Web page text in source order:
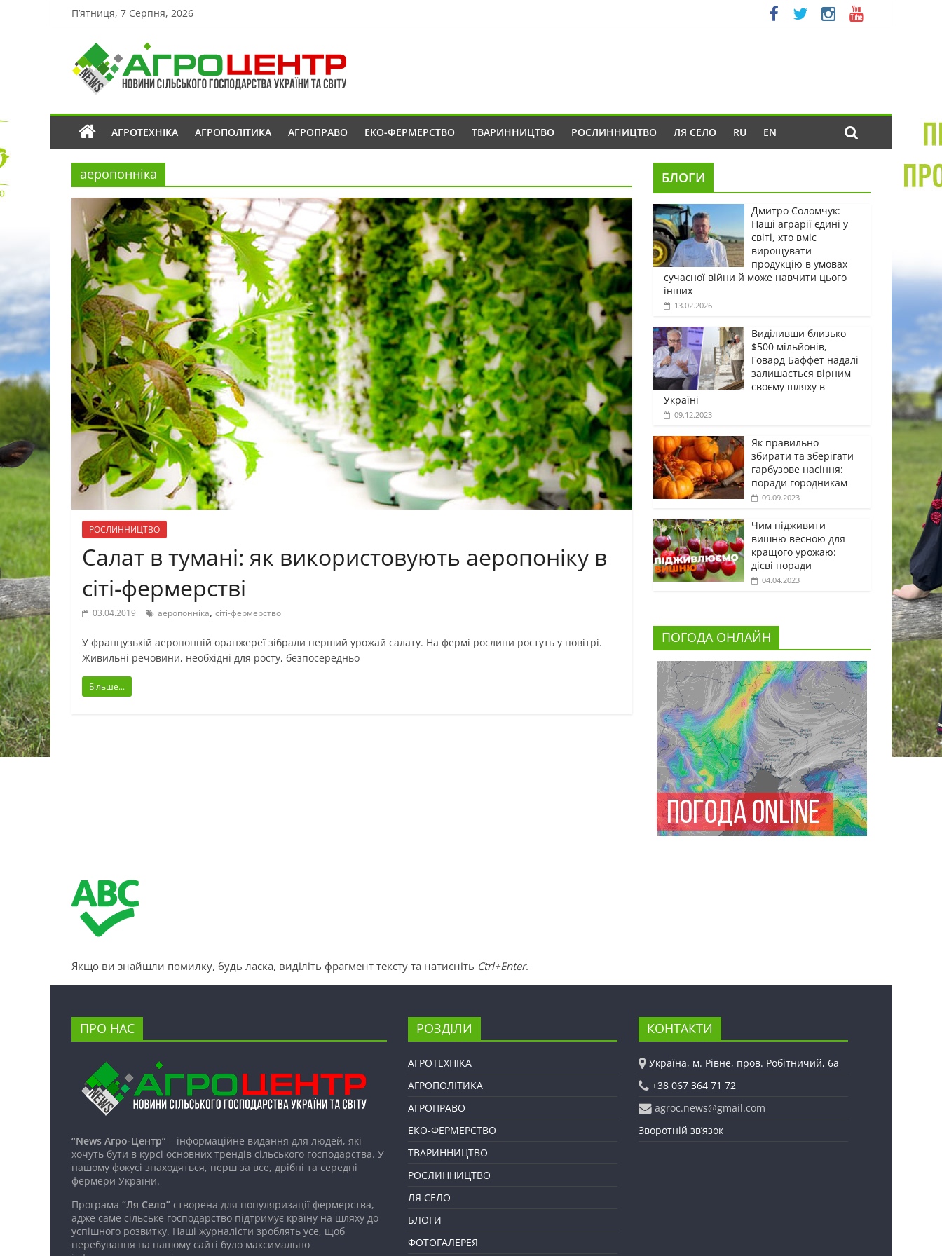
П’ятниця, 7 Серпня, 2026
АГРОТЕХНІКА АГРОПОЛІТИКА АГРОПРАВО ЕКО-ФЕРМЕРСТВО ТВАРИННИЦТВО РОСЛИННИЦТВО ЛЯ СЕЛО RU EN
аеропонніка
РОСЛИННИЦТВО
Салат в тумані: як використовують аеропоніку в
сіті-фермерстві
03.04.2019 аеропонніка, сіті-фермерство
У французькій аеропонній оранжереї зібрали перший урожай салату. На фермі рослини ростуть у повітрі.
Живильні речовини, необхідні для росту, безпосередньо
Більше...
БЛОГИ
Дмитро Соломчук:
Наші аграрії єдині у
світі, хто вміє
вирощувати
продукцію в умовах
сучасної війни й може навчити цього
інших
13.02.2026
Виділивши близько
$500 мільйонів,
Говард Баффет надалі
залишається вірним
своєму шляху в
Україні
09.12.2023
Як правильно
збирати та зберігати
гарбузове насіння:
поради городникам
09.09.2023
Чим підживити
вишню весною для
кращого урожаю:
дієві поради
04.04.2023
ПОГОДА ОНЛАЙН
Якщо ви знайшли помилку, будь ласка, виділіть фрагмент тексту та натисніть Ctrl+Enter.
ПРО НАС
“News Агро-Центр” – інформаційне видання для людей, які
хочуть бути в курсі основних трендів сільського господарства. У
нашому фокусі знаходяться, перш за все, дрібні та середні
фермери України.
Програма “Ля Село” створена для популяризації фермерства,
адже саме сільське господарство підтримує країну на шляху до
успішного розвитку. Наші журналісти зроблять усе, щоб
перебування на нашому сайті було максимально
РОЗДІЛИ
АГРОТЕХНІКА
АГРОПОЛІТИКА
АГРОПРАВО
ЕКО-ФЕРМЕРСТВО
ТВАРИННИЦТВО
РОСЛИННИЦТВО
ЛЯ СЕЛО
БЛОГИ
ФОТОГАЛЕРЕЯ
КОНТАКТИ
Україна, м. Рівне, пров. Робітничий, 6а
+38 067 364 71 72
agroc.news@gmail.com
Зворотній зв’язок